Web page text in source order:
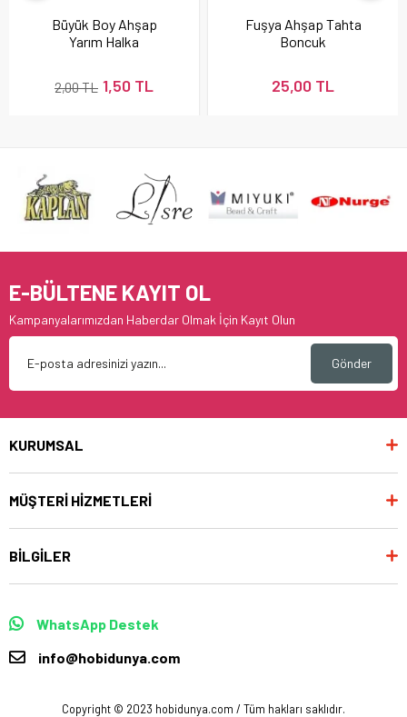
Büyük Boy Ahşap
Yarım Halka
1,50 TL
2,00 TL
Fuşya Ahşap Tahta
Boncuk
25,00 TL
E-BÜLTENE KAYIT OL
Kampanyalarımızdan Haberdar Olmak İçin Kayıt Olun
Gönder
KURUMSAL
MÜŞTERİ HİZMETLERİ
BİLGİLER
WhatsApp Destek
info@hobidunya.com
Copyright © 2023 hobidunya.com / Tüm hakları saklıdır.